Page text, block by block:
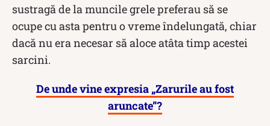
sustragă de la muncile grele preferau să se
ocupe cu asta pentru o vreme îndelungată, chiar
dacă nu era necesar să aloce atâta timp acestei
sarcini.
De unde vine expresia „Zarurile au fost
aruncate”?